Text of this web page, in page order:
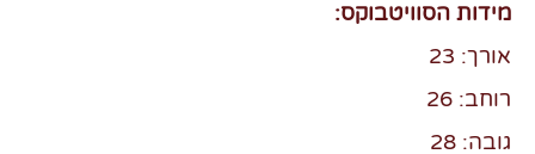
מידות הסוויטבוקס:
אורך: 23
רוחב: 26
גובה: 28